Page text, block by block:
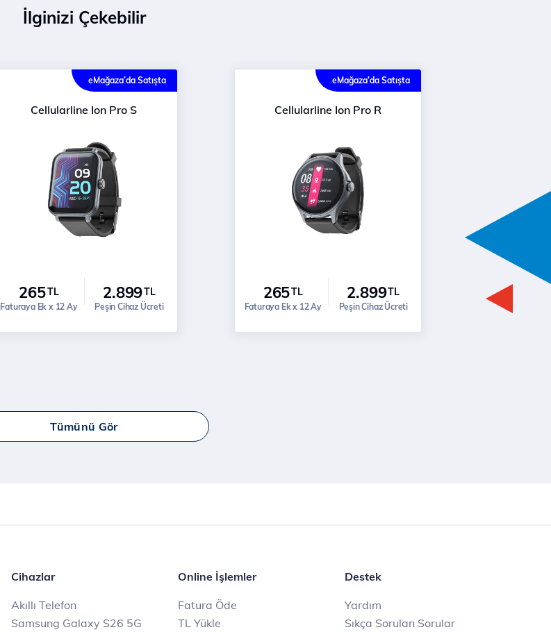
İlginizi Çekebilir
eMağaza’da Satışta
Cellularline Ion Pro S
265TL
Faturaya Ek x 12 Ay
2.899TL
Peşin Cihaz Ücreti
eMağaza’da Satışta
Cellularline Ion Pro R
265TL
Faturaya Ek x 12 Ay
2.899TL
Peşin Cihaz Ücreti
Tümünü Gör
Cihazlar
Akıllı Telefon
Samsung Galaxy S26 5G
Online İşlemler
Fatura Öde
TL Yükle
Destek
Yardım
Sıkça Sorulan Sorular